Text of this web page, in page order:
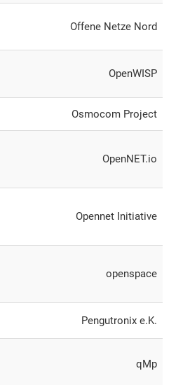
Offene Netze Nord
OpenWISP
Osmocom Project
OpenNET.io
Opennet Initiative
openspace
Pengutronix e.K.
qMp